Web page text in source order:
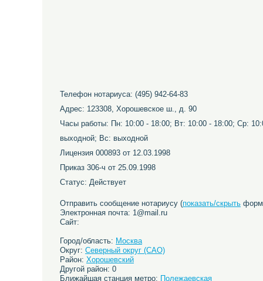
Телефон нотариуса: (495) 942-64-83
Адрес: 123308, Хорошевское ш., д. 90
Часы работы: Пн: 10:00 - 18:00; Вт: 10:00 - 18:00; Ср:
выходной; Вс: выходной
Лицензия 000893 от 12.03.1998
Приказ 306-ч от 25.09.1998
Статус: Действует
Отправить сообщение нотариусу (показать/скрыть
Электронная почта: 1@mail.ru
Сайт:
Город/область: Москва
Округ: Северный округ (САО)
Район: Хорошевский
Другой район: 0
Ближайшая станция метро: Полежаевская